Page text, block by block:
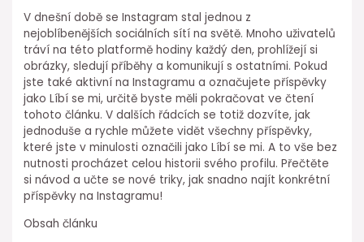
V dnešní době se Instagram stal jednou z
nejoblíbenějších sociálních sítí na světě. Mnoho uživatelů
tráví na této platformě hodiny každý den, prohlížejí si
obrázky, sledují příběhy a komunikují s ostatními. Pokud
jste také aktivní na Instagramu a označujete příspěvky
jako Líbí se mi, určitě byste měli pokračovat ve čtení
tohoto článku. V dalších řádcích se totiž dozvíte, jak
jednoduše a rychle můžete vidět všechny příspěvky,
které jste v minulosti označili jako Líbí se mi. A to vše bez
nutnosti procházet celou historii svého profilu. Přečtěte
si návod a učte se nové triky, jak snadno najít konkrétní
příspěvky na Instagramu!
Obsah článku